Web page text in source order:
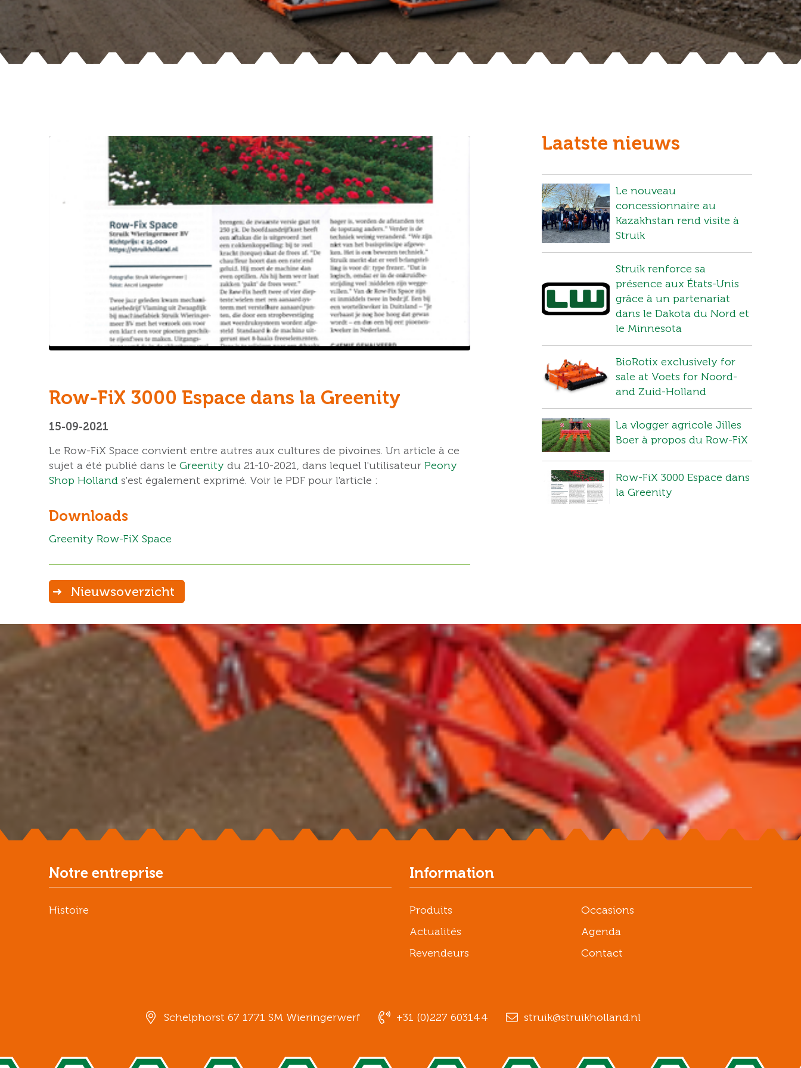
Row-FiX 3000 Espace dans la Greenity
15-09-2021
Le Row-FiX Space convient entre autres aux cultures de pivoines. Un article à ce
sujet a été publié dans le Greenity du 21-10-2021, dans lequel l'utilisateur Peony
Shop Holland s'est également exprimé. Voir le PDF pour l'article :
Downloads
Greenity Row-FiX Space
Nieuwsoverzicht
Laatste nieuws
Le nouveau
concessionnaire au
Kazakhstan rend visite à
Struik
Struik renforce sa
présence aux États-Unis
grâce à un partenariat
dans le Dakota du Nord et
le Minnesota
BioRotix exclusively for
sale at Voets for Noord-
and Zuid-Holland
La vlogger agricole Jilles
Boer à propos du Row-FiX
Row-FiX 3000 Espace dans
la Greenity
Notre entreprise
Histoire
Information
Produits
Occasions
Actualités
Agenda
Revendeurs
Contact
Schelphorst 67 1771 SM Wieringerwerf +31 (0)227 603144 struik@struikholland.nl